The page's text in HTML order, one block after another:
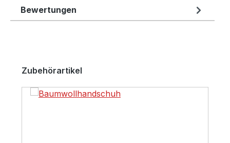
Bewertungen
Produktgalerie überspringen
Zubehörartikel